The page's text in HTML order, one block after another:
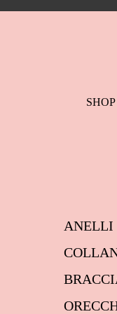
SHOP
ANELLI